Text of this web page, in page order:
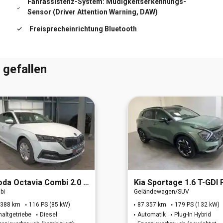
Kopf-Airbag-System
Schadstoffarm nach Abgasnorm Euro 6d
Fahrassistenz-System: Müdigkeitserkennungs-
Sensor (Driver Attention Warning, DAW)
Freisprecheinrichtung Bluetooth
gefallen
Octavia Combi 2.0 TDI Ambition
km
116 PS (85 kW)
Diesel
Kia Sportage 1.6 T-GDI Plug-in Hybrid GT-Line 4WD
Geländewagen/SUV
87.357 km
179 PS (132 kW)
Automatik
Plug-In Hybrid